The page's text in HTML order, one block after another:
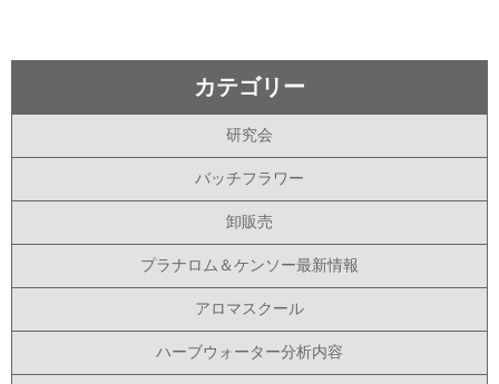
カテゴリー
研究会
バッチフラワー
卸販売
プラナロム＆ケンソー最新情報
アロマスクール
ハーブウォーター分析内容